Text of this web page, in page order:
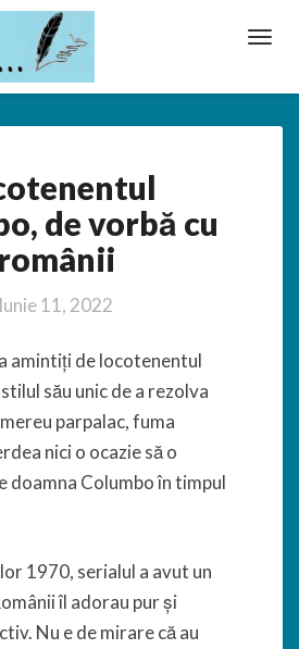
Columbo,
de
vorbă
cu
românii
de vorbă cu
românii
Iunie 11, 2022
amintiți de locotenentul
său unic de a rezolva
parpalac, fuma
nici o ocazie să o
doamna Columbo în timpul
1970, serialul a avut un
îl adorau pur și
Nu e de mirare că au